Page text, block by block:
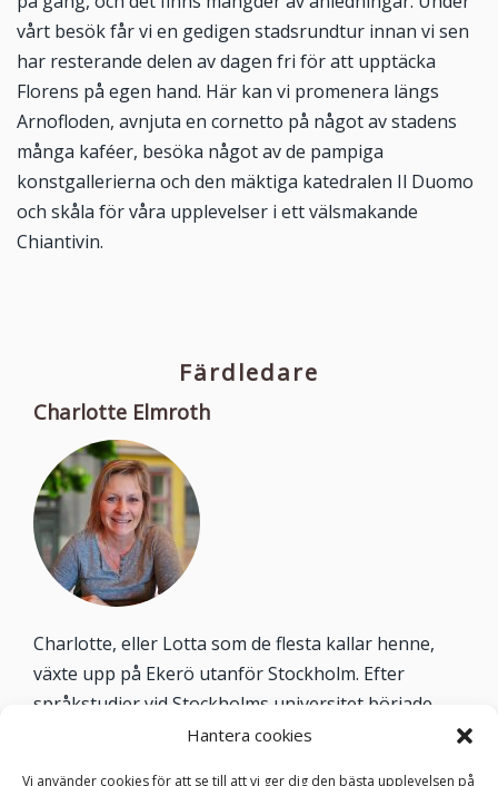
Hantera cookies
Vi använder cookies för att se till att vi ger dig den bästa upplevelsen på
vårt besök får vi en gedigen stadsrundtur innan vi sen
har resterande delen av dagen fri för att upptäcka
Florens på egen hand. Här kan vi promenera längs
Arnofloden, avnjuta en cornetto på något av stadens
många kaféer, besöka något av de pampiga
konstgallerierna och den mäktiga katedralen Il Duomo
och skåla för våra upplevelser i ett välsmakande
Chiantivin.
Färdledare
Charlotte Elmroth
Charlotte, eller Lotta som de flesta kallar henne,
växte upp på Ekerö utanför Stockholm. Efter
språkstudier vid Stockholms universitet började
hon arbeta som guide. Drömmen om att lära sig